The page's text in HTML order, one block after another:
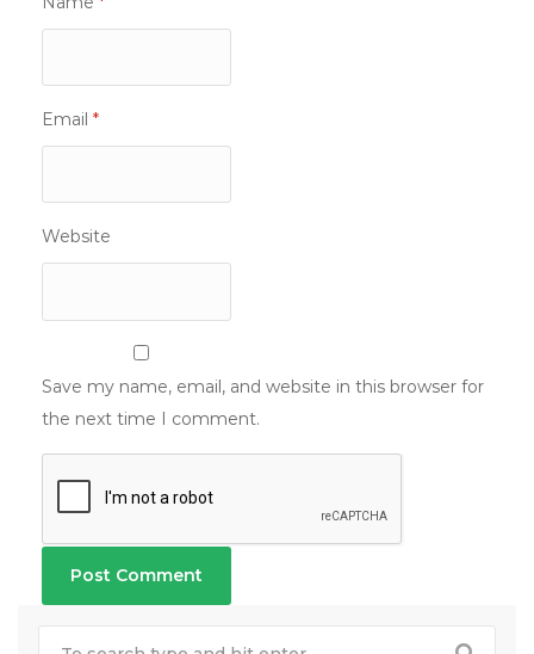
Email *
Website
Save my name, email, and website in this browser for
the next time I comment.